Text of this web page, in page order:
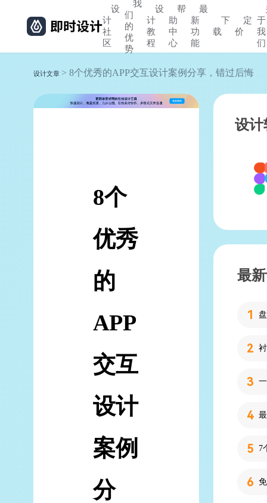
设
计
社
区
我
们
的
优
势
设
计
教
程
帮
助
中
心
最
新
功
能
下
载
定
价
于
我
们
设计文章 > 8个优秀的APP交互设计案例分享，错过后悔
8个
优秀
的
APP
交互
设计
案例
分
设计
最
7